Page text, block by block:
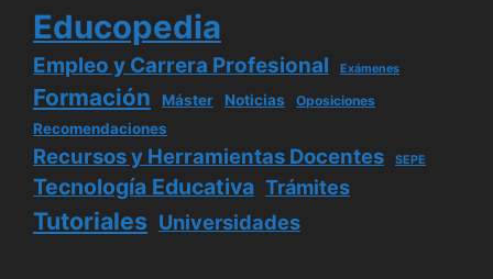
Educopedia
Empleo y Carrera Profesional Exámenes
Formación Máster Noticias Oposiciones
Recomendaciones
Recursos y Herramientas Docentes SEPE
Tecnología Educativa Trámites
Tutoriales Universidades